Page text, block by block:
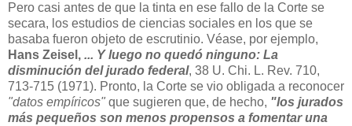
Pero casi antes de que la tinta en ese fallo de la Corte se
secara, los estudios de ciencias sociales en los que se
basaba fueron objeto de escrutinio. Véase, por ejemplo,
Hans Zeisel, ... Y luego no quedó ninguno: La
disminución del jurado federal, 38 U. Chi. L. Rev. 710,
713-715 (1971). Pronto, la Corte se vio obligada a reconocer
"datos empíricos" que sugieren que, de hecho, "los jurados
más pequeños son menos propensos a fomentar una